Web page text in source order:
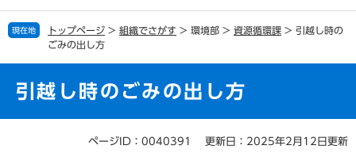
で
す
ば
し
現在地 トップページ > 組織でさがす > 環境部 > 資源循環課 > 引越し時の
ごみの出し方
引越し時のごみの出し方
ページID：0040391 更新日：2025年2月12日更新